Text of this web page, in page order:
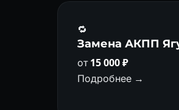
🔁
Замена АКПП
от15 000 ₽
Подробнее →